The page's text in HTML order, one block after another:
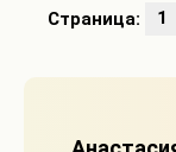
Страница: 1